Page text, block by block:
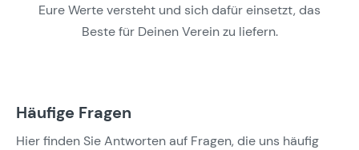
Eure Werte versteht und sich dafür einsetzt, das
Beste für Deinen Verein zu liefern.
Häufige Fragen
Hier finden Sie Antworten auf Fragen, die uns häufig